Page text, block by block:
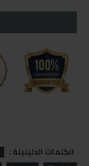
الكلمات الدليليلة :